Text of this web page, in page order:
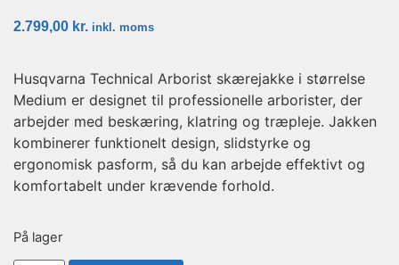
2.799,00 kr. inkl. moms
Husqvarna Technical Arborist skærejakke i størrelse
Medium er designet til professionelle arborister, der
arbejder med beskæring, klatring og træpleje. Jakken
kombinerer funktionelt design, slidstyrke og
ergonomisk pasform, så du kan arbejde effektivt og
komfortabelt under krævende forhold.
På lager